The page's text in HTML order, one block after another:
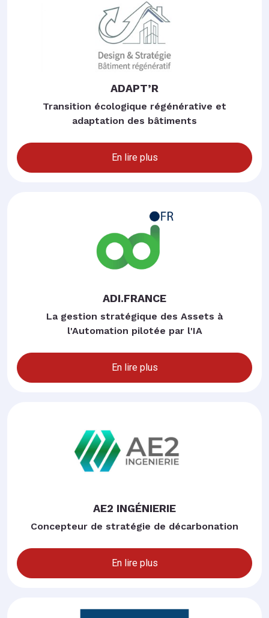
ADAPT’R
Transition écologique régénérative et
adaptation des bâtiments
En lire plus
ADI.FRANCE
La gestion stratégique des Assets à
l'Automation pilotée par l'IA
En lire plus
AE2 INGÉNIERIE
Concepteur de stratégie de décarbonation
En lire plus